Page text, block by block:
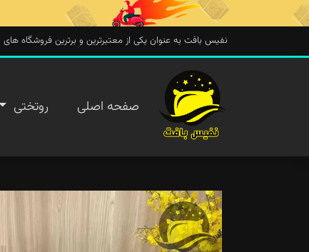
نفیس بافت به عنوان یکی از معتبرترین و برترین فروشگاه های
صفحه اصلی روتختی